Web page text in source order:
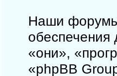
Наши форумы
«они»,
«phpBB